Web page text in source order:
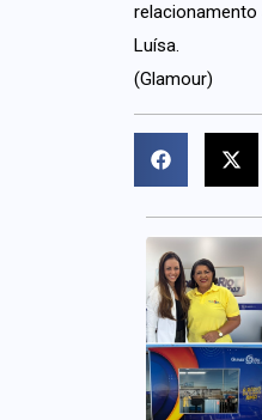
relacionamento
Luísa.
(Glamour)